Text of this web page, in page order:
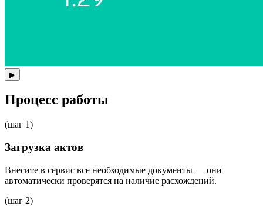
▶
Процесс работы
(шаг 1)
Загрузка актов
Внесите в сервис все необходимые документы — они
автоматически проверятся на наличие расхождений.
(шаг 2)